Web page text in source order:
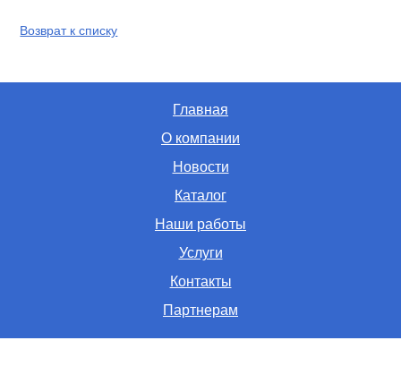
Возврат к списку
Главная
О компании
Новости
Каталог
Наши работы
Услуги
Контакты
Партнерам